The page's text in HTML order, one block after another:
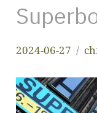
2024-06-27